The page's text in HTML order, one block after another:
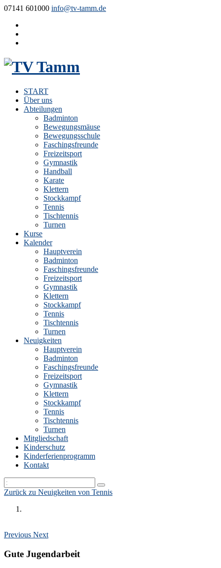
07141 601000 info@tv-tamm.de
START
Über uns
Abteilungen
Badminton
Bewegungsmäuse
Bewegungsschule
Faschingsfreunde
Freizeitsport
Gymnastik
Handball
Karate
Klettern
Stockkampf
Tennis
Tischtennis
Turnen
Kurse
Kalender
Hauptverein
Badminton
Faschingsfreunde
Freizeitsport
Gymnastik
Klettern
Stockkampf
Tennis
Tischtennis
Turnen
Neuigkeiten
Hauptverein
Badminton
Faschingsfreunde
Freizeitsport
Gymnastik
Klettern
Stockkampf
Tennis
Tischtennis
Turnen
Mitgliedschaft
Kinderschutz
Kinderferienprogramm
Kontakt
Zurück zu Neuigkeiten von Tennis
Previous Next
Gute Jugendarbeit